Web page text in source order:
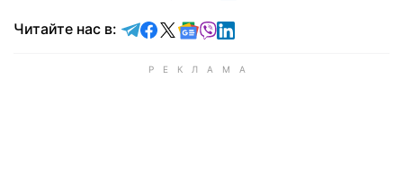
Читайте нас в: Читайте в Telegram
Читайте в Facebook
Читайте в X
Читайте в Google news
Читайте в Viber
Читайте в LinkedIn